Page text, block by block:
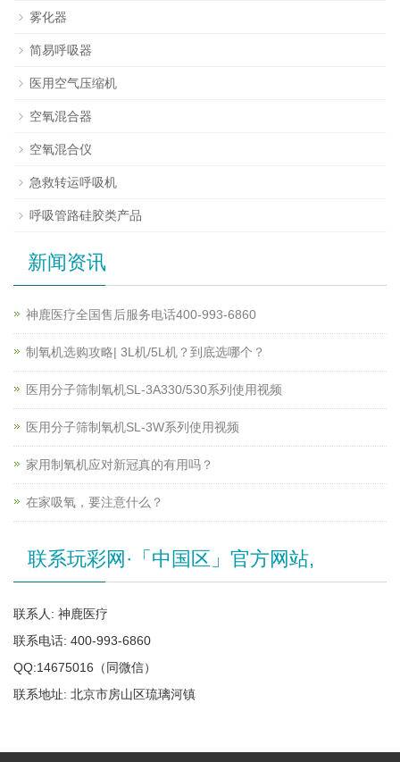
雾化器
简易呼吸器
医用空气压缩机
空氧混合器
空氧混合仪
急救转运呼吸机
呼吸管路硅胶类产品
新闻资讯
神鹿医疗全国售后服务电话400-993-6860
制氧机选购攻略| 3L机/5L机？到底选哪个？
医用分子筛制氧机SL-3A330/530系列使用视频
医用分子筛制氧机SL-3W系列使用视频
家用制氧机应对新冠真的有用吗？
在家吸氧，要注意什么？
联系玩彩网·「中国区」官方网站,
联系人: 神鹿医疗
联系电话: 400-993-6860
QQ:14675016（同微信）
联系地址: 北京市房山区琉璃河镇